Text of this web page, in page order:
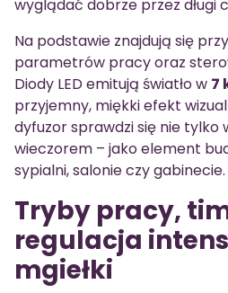
wyglądać dobrze przez długi
Na podstawie znajdują się
parametrów pracy oraz
Diody LED emitują światło w 7
przyjemny, miękki efekt
dyfuzor sprawdzi się nie tylko
wieczorem – jako element
sypialni, salonie czy gabinecie.
Tryby pracy,
regulacja
mgiełki